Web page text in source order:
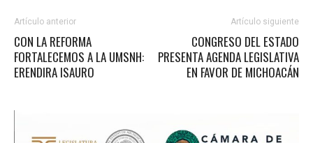
Artículo anterior
CON LA REFORMA
FORTALECEMOS A LA UMSNH:
ERENDIRA ISAURO
Artículo siguiente
CONGRESO DEL ESTADO
PRESENTA AGENDA LEGISLATIVA
EN FAVOR DE MICHOACÁN